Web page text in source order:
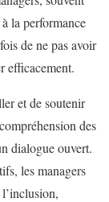
la performance
de ne pas avoir
efficacement.
et de soutenir
des
dialogue ouvert.
les managers